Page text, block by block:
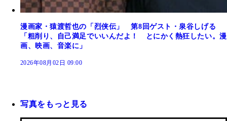
漫画家・猿渡哲也の「烈侠伝」 第8回ゲスト・泉谷しげる
「粗削り、自己満足でいいんだよ！ とにかく熱狂したい。漫
画、映画、音楽に」
2026年08月02日 09:00
写真をもっと見る